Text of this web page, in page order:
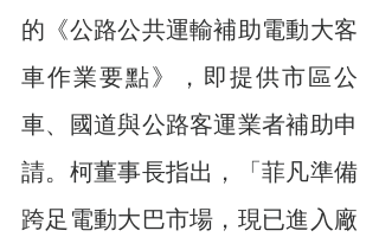
的《公路公共運輸補助電動大客
車作業要點》，即提供市區公
車、國道與公路客運業者補助申
請。柯董事長指出，「菲凡準備
跨足電動大巴市場，現已進入廠